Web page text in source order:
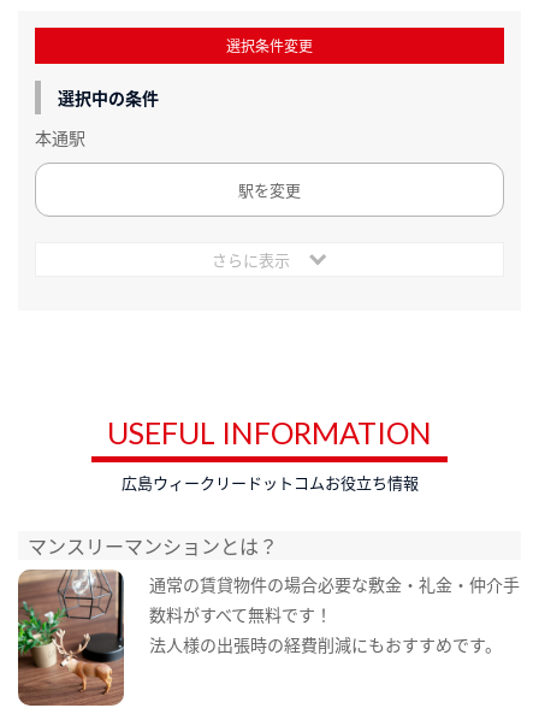
選択条件変更
選択中の条件
本通駅
駅を変更
さらに表示
USEFUL INFORMATION
広島ウィークリードットコムお役立ち情報
マンスリーマンションとは？
通常の賃貸物件の場合必要な敷金・礼金・仲介手
数料がすべて無料です！
法人様の出張時の経費削減にもおすすめです。